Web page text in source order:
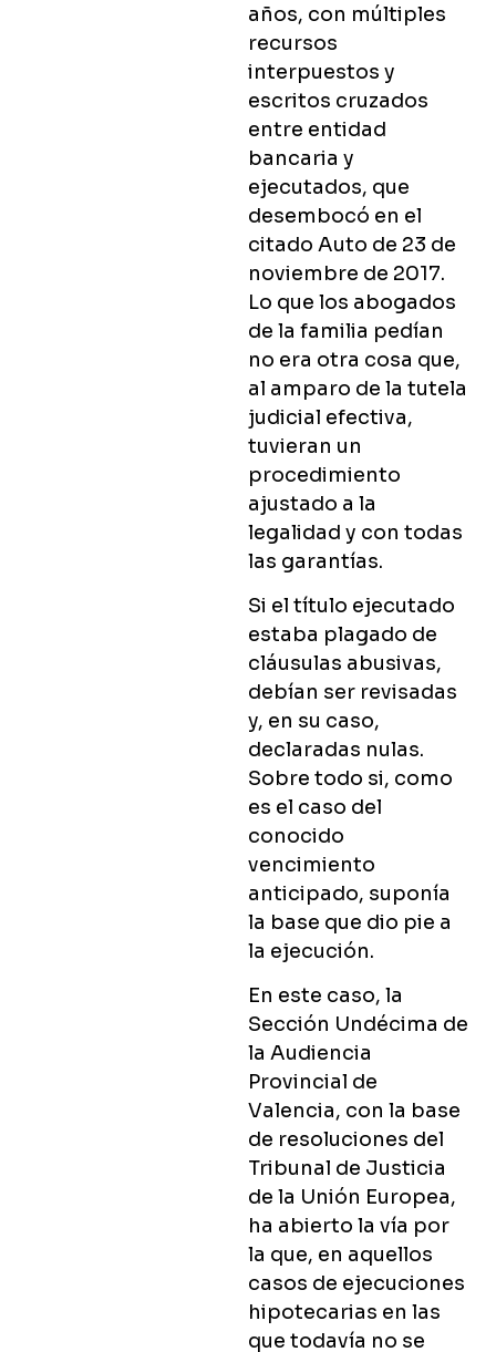
años, con múltiples
recursos
interpuestos y
escritos cruzados
entre entidad
bancaria y
ejecutados, que
desembocó en el
citado Auto de 23 de
noviembre de 2017.
Lo que los abogados
de la familia pedían
no era otra cosa que,
al amparo de la tutela
judicial efectiva,
tuvieran un
procedimiento
ajustado a la
legalidad y con todas
las garantías.
Si el título ejecutado
estaba plagado de
cláusulas abusivas,
debían ser revisadas
y, en su caso,
declaradas nulas.
Sobre todo si, como
es el caso del
conocido
vencimiento
anticipado, suponía
la base que dio pie a
la ejecución.
En este caso, la
Sección Undécima de
la Audiencia
Provincial de
Valencia, con la base
de resoluciones del
Tribunal de Justicia
de la Unión Europea,
ha abierto la vía por
la que, en aquellos
casos de ejecuciones
hipotecarias en las
que todavía no se